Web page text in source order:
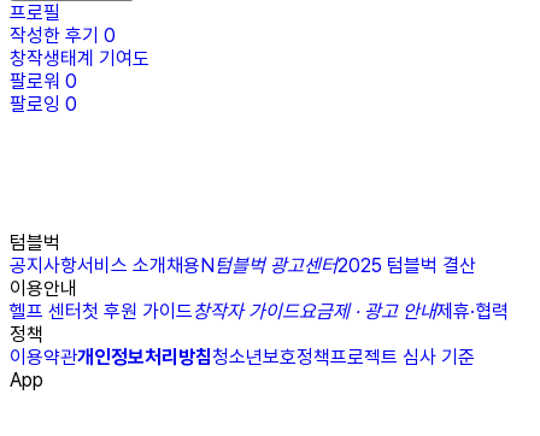
프로필
작성한 후기 0
창작생태계 기여도
팔로워 0
팔로잉 0
텀블벅
공지사항서비스 소개채용N텀블벅 광고센터2025 텀블벅 결산
이용안내
헬프 센터첫 후원 가이드창작자 가이드요금제 · 광고 안내제휴·협력
정책
이용약관개인정보처리방침청소년보호정책프로젝트 심사 기준
App